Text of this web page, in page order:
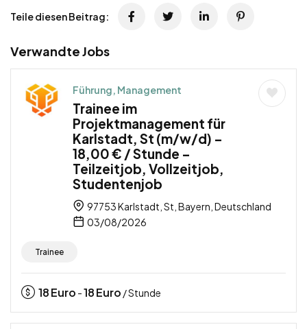
Teile diesen Beitrag:
Verwandte Jobs
Führung, Management
Trainee im
Projektmanagement für
Karlstadt, St (m/w/d) –
18,00 € / Stunde –
Teilzeitjob, Vollzeitjob,
Studentenjob
97753 Karlstadt, St, Bayern, Deutschland
03/08/2026
Trainee
18Euro -18Euro / Stunde